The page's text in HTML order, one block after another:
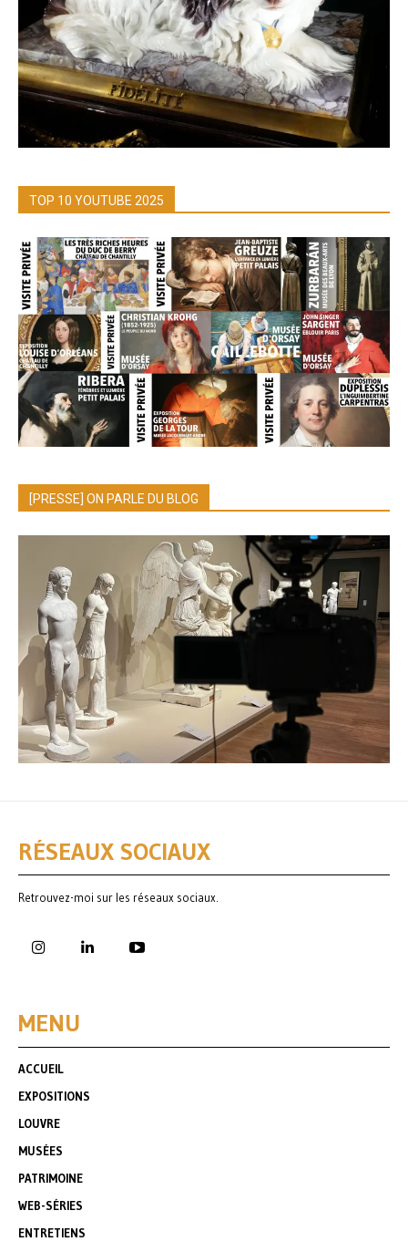
TOP 10 YOUTUBE 2025
[PRESSE] ON PARLE DU BLOG
RÉSEAUX SOCIAUX
Retrouvez-moi sur les réseaux sociaux.
MENU
ACCUEIL
EXPOSITIONS
LOUVRE
MUSÉES
PATRIMOINE
WEB-SÉRIES
ENTRETIENS